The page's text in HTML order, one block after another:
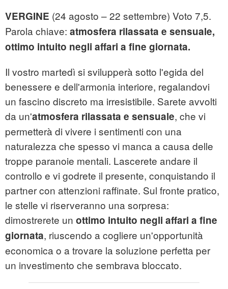
VERGINE (24 agosto – 22 settembre) Voto 7,5.
Parola chiave: atmosfera rilassata e sensuale,
ottimo intuito negli affari a fine giornata.
Il vostro martedì si svilupperà sotto l'egida del
benessere e dell'armonia interiore, regalandovi
un fascino discreto ma irresistibile. Sarete avvolti
da un'atmosfera rilassata e sensuale, che vi
permetterà di vivere i sentimenti con una
naturalezza che spesso vi manca a causa delle
troppe paranoie mentali. Lascerete andare il
controllo e vi godrete il presente, conquistando il
partner con attenzioni raffinate. Sul fronte pratico,
le stelle vi riserveranno una sorpresa:
dimostrerete un ottimo intuito negli affari a fine
giornata, riuscendo a cogliere un'opportunità
economica o a trovare la soluzione perfetta per
un investimento che sembrava bloccato.